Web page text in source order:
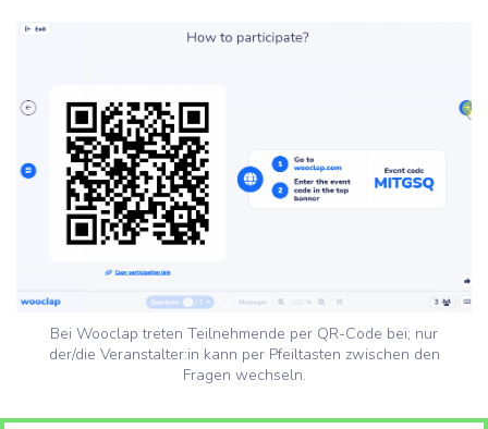
Bei Wooclap treten Teilnehmende per QR-Code bei; nur
der/die Veranstalter:in kann per Pfeiltasten zwischen den
Fragen wechseln.